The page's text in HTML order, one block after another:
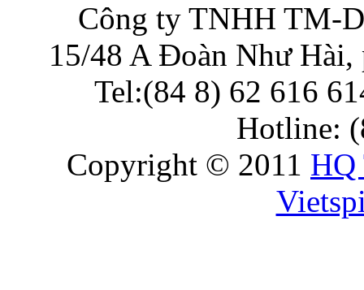
Công ty TNHH TM-
15/48 A Đoàn Như
Tel:(84 8) 62 616
Hotline:
Copyright © 2011 HQ